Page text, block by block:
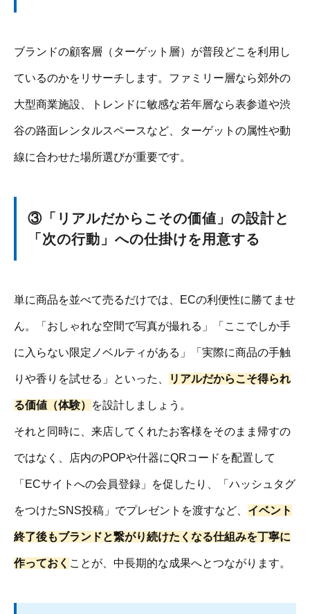
ブランドの顧客層（ターゲット層）が普段どこを利用し
ているのかをリサーチします。ファミリー層なら郊外の
大型商業施設、トレンドに敏感な若年層なら表参道や渋
谷の路面レンタルスペースなど、ターゲットの属性や動
線に合わせた場所選びが重要です。
③「リアルだからこその価値」の設計と
「次の行動」への仕掛けを用意する
単に商品を並べて売るだけでは、ECの利便性に勝てませ
ん。「おしゃれな空間で写真が撮れる」「ここでしか手
に入らない限定ノベルティがある」「実際に商品の手触
りや香りを試せる」といった、 リアルだからこそ得られ
る価値（体験） を設計しましょう。
それと同時に、来店してくれたお客様をそのまま帰すの
ではなく、店内のPOPや什器にQRコードを配置して
「ECサイトへの会員登録」を促したり、「ハッシュタグ
をつけたSNS投稿」でプレゼントを渡すなど、 イベント
終了後もブランドと繋がり続けたくなる仕組みを丁寧に
作っておく ことが、中長期的な成果へとつながります。